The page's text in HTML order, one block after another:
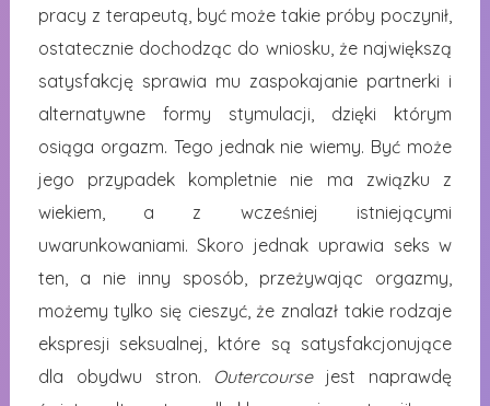
pracy z terapeutą, być może takie próby poczynił,
ostatecznie dochodząc do wniosku, że największą
satysfakcję sprawia mu zaspokajanie partnerki i
alternatywne formy stymulacji, dzięki którym
osiąga orgazm. Tego jednak nie wiemy. Być może
jego przypadek kompletnie nie ma związku z
wiekiem, a z wcześniej istniejącymi
uwarunkowaniami. Skoro jednak uprawia seks w
ten, a nie inny sposób, przeżywając orgazmy,
możemy tylko się cieszyć, że znalazł takie rodzaje
ekspresji seksualnej, które są satysfakcjonujące
dla obydwu stron. Outercoursejest naprawdę